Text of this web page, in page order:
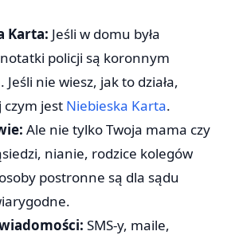
Karta: Jeśli w domu była
policji są koronnym
Jeśli nie wiesz, jak to działa,
czym jest Niebieska Karta.
Ale nie tylko Twoja mama czy
nianie, rodzice kolegów
postronne są dla sądu
SMS-y, maile,